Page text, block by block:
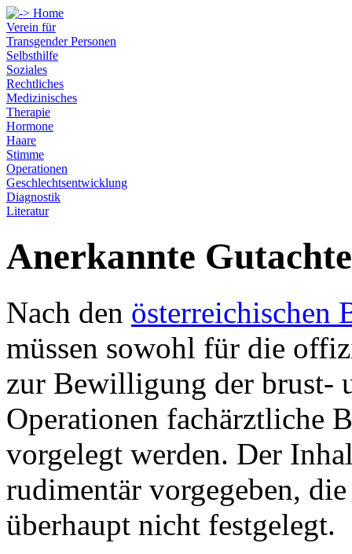
Verein für
Transgender Personen
Selbsthilfe
Soziales
Rechtliches
Medizinisches
Therapie
Hormone
Haare
Stimme
Operationen
Geschlechtsentwicklung
Diagnostik
Literatur
Anerkannte
Nach den österreichischen
müssen sowohl für die
zur Bewilligung der brust-
Operationen fachärztliche
vorgelegt werden. Der
rudimentär vorgegeben,
überhaupt nicht festgelegt.